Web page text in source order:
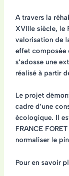
A travers la
XVIIIe siècle, le
valorisation de
effet composée
s’adosse une
réalisé à partir
Le projet
cadre d’une
écologique. Il
FRANCE
normaliser le
Pour en savoir